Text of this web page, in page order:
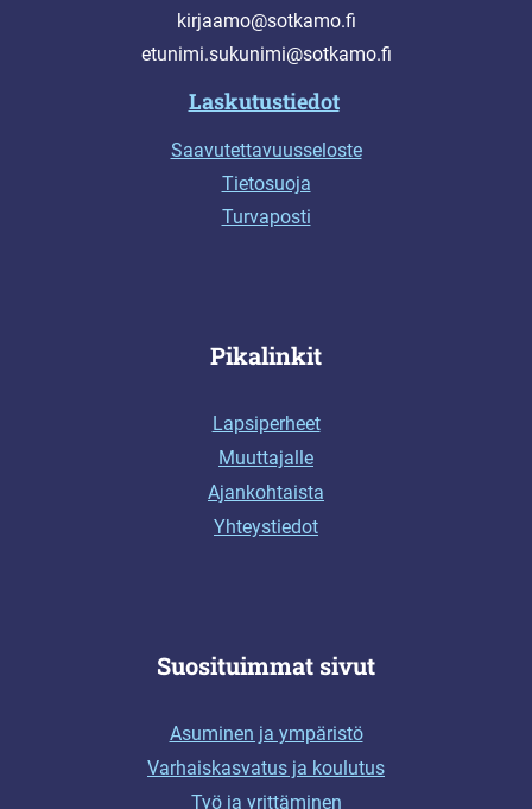
kirjaamo@sotkamo.fi
etunimi.sukunimi@sotkamo.fi
Laskutustiedot
Saavutettavuusseloste
Tietosuoja
Turvaposti
Pikalinkit
Lapsiperheet
Muuttajalle
Ajankohtaista
Yhteystiedot
Suosituimmat sivut
Asuminen ja ympäristö
Varhaiskasvatus ja koulutus
Työ ja yrittäminen